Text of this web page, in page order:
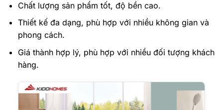
Chất lượng sản phẩm tốt, độ bền cao.
Thiết kế đa dạng, phù hợp với nhiều không gian và
phong cách.
Giá thành hợp lý, phù hợp với nhiều đối tượng khách
hàng.